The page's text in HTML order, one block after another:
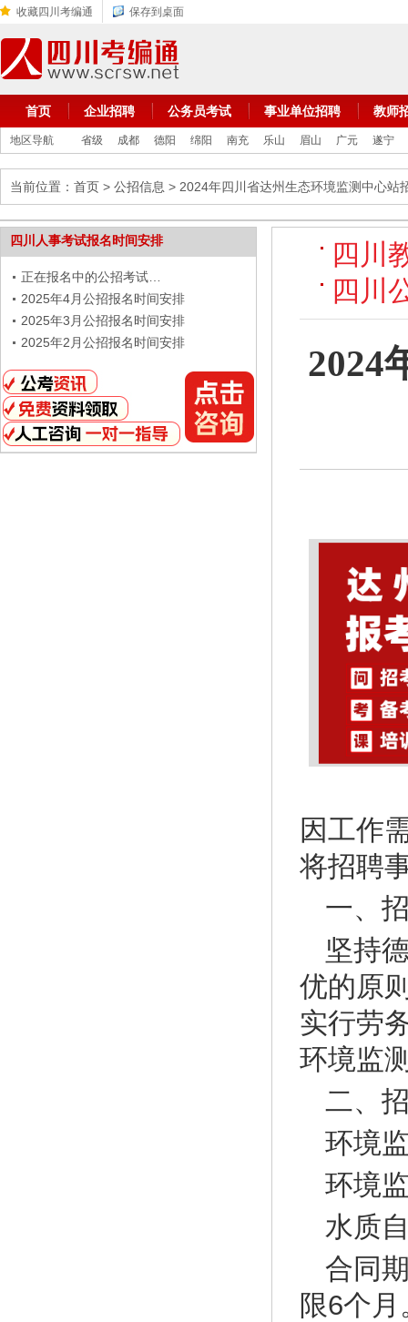
收藏四川考编通 保存到桌面
首页 企业招聘 公务员考试 事业单位招聘 教师
地区导航 省级 成都 德阳 绵阳 南充 乐山 眉山 广元 遂宁
当前位置： 首页 > 公招信息 > 2024年四川省达州生态环境监测中心站
四川人事考试报名时间安排
正在报名中的公招考试…
2025年4月公招报名时间安排
2025年3月公招报名时间安排
2025年2月公招报名时间安排
四川
四川
2024
因工作
将招聘
一、
坚持
优的原
实行劳
环境监
二、
环境
环境
水质
合同
限6个月